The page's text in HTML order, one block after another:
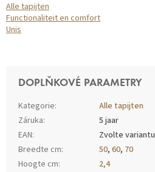
Alle tapijten
Functionaliteit en comfort
Unis
DOPLŇKOVÉ PARAMETRY
Kategorie:
Alle tapijten
Záruka:
5 jaar
EAN:
Zvolte variantu
Breedte cm: 50, 60, 70
Hoogte cm:
2,4